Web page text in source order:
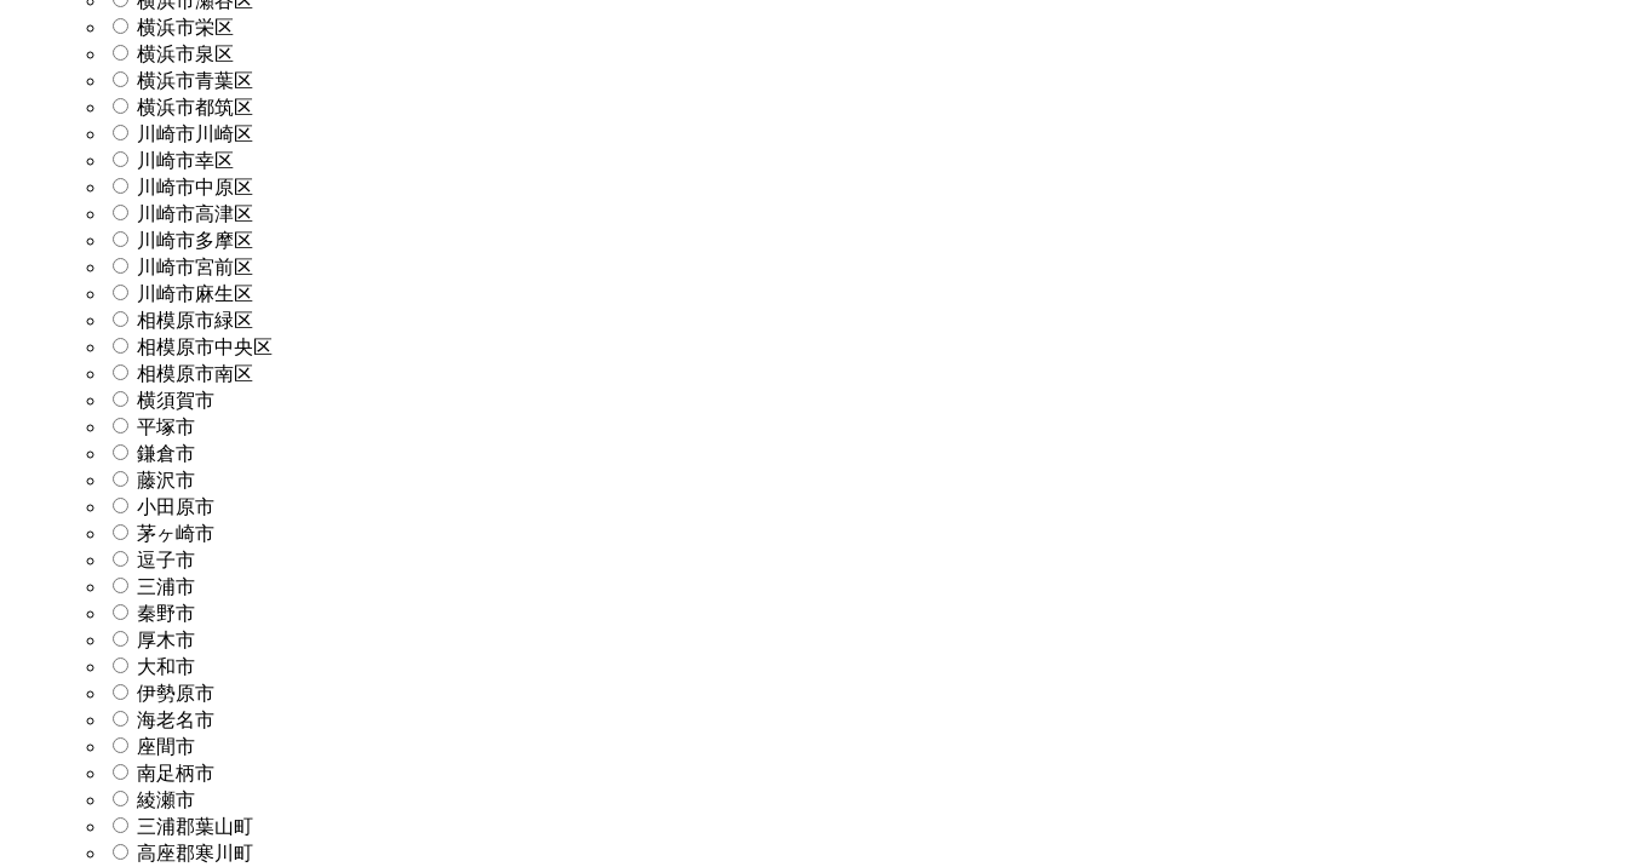
横浜市栄区
横浜市泉区
横浜市青葉区
横浜市都筑区
川崎市川崎区
川崎市幸区
川崎市中原区
川崎市高津区
川崎市多摩区
川崎市宮前区
川崎市麻生区
相模原市緑区
相模原市中央区
相模原市南区
横須賀市
平塚市
鎌倉市
藤沢市
小田原市
茅ヶ崎市
逗子市
三浦市
秦野市
厚木市
大和市
伊勢原市
海老名市
座間市
南足柄市
綾瀬市
三浦郡葉山町
高座郡寒川町